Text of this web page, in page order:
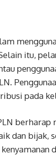
itu,
pada
berharap
dan bijak,